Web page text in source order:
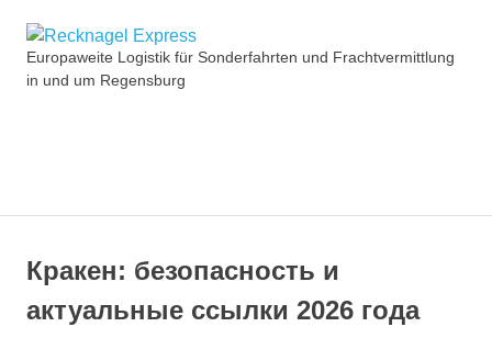
Inhalt
springen
Recknagel
Europaweite Logistik für Sonderfahrten und Frachtvermittlung
in und um Regensburg
Кракен: безопасность и
актуальные ссылки 2026 года